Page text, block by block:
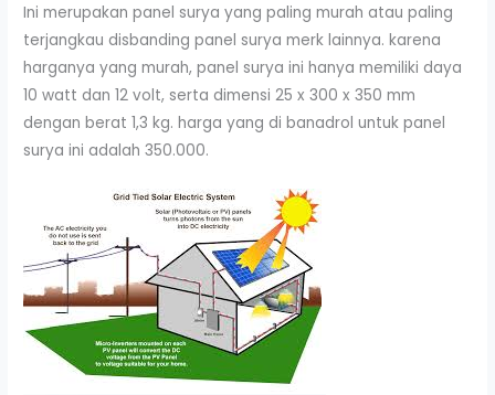
Ini merupakan panel surya yang paling murah atau paling
terjangkau disbanding panel surya merk lainnya. karena
harganya yang murah, panel surya ini hanya memiliki daya
10 watt dan 12 volt, serta dimensi 25 x 300 x 350 mm
dengan berat 1,3 kg. harga yang di banadrol untuk panel
surya ini adalah 350.000.